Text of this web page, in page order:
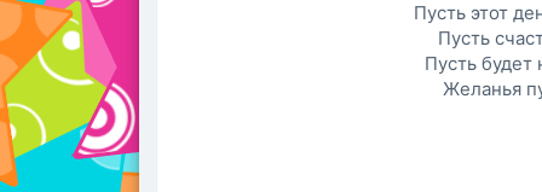
Пусть этот
Пусть
Пусть
Желанья